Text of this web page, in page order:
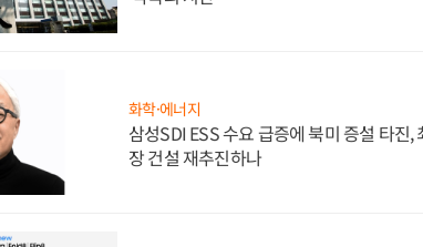
화학·에너지
삼성SDI ESS 수요 급증에 북미 증설 타진,
장 건설 재추진하나